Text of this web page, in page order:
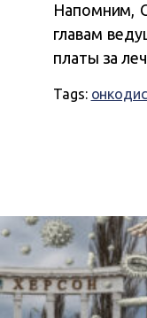
Напомним,
главам
платы за
Tags: